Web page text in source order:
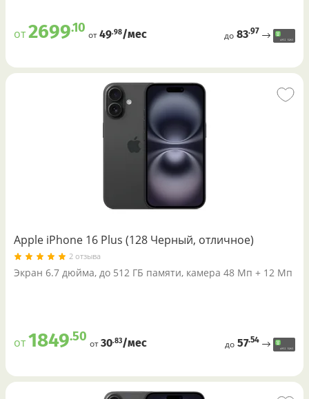
от2699.10 от49.98/меc до 83.97
Apple iPhone 16 Plus (128 Черный, отличное)
2 отзыва
Экран 6.7 дюйма, до 512 ГБ памяти, камера 48 Мп + 12 Мп
от1849.50 от30.83/меc до 57.54